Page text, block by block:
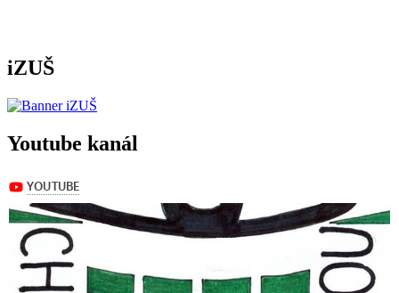
iZUŠ
Youtube kanál